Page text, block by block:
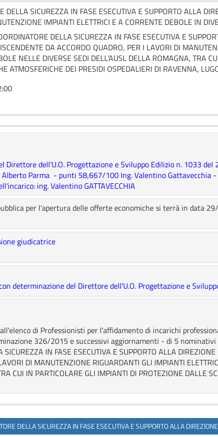
DELLA SICUREZZA IN FASE ESECUTIVA E SUPPORTO ALLA
IMPIANTI ELETTRICI E A CORRENTE DEBOLE IN
DELLA SICUREZZA IN FASE ESECUTIVA E
DA ACCORDO QUADRO, PER I LAVORI DI
NELLE DIVERSE SEDI DELL’AUSL DELLA ROMAGNA, TRA
ATMOSFERICHE DEI PRESIDI OSPEDALIERI DI RAVENNA,
Direttore dell'U.O. Progettazione e Sviluppo Edilizio n. 1033
Parma - punti 58,667/100 Ing. Valentino Gattavecchia
ing. Valentino GATTAVECCHIA
per l'apertura delle offerte economiche si terrà in data
giudicatrice
determinazione del Direttore dell'U.O. Progettazione e
di Professionisti per l'affidamento di incarichi
326/2015 e successivi aggiornamenti - di 5 nominativi
IN FASE ESECUTIVA E SUPPORTO ALLA
DI MANUTENZIONE RIGUARDANTI GLI IMPIANTI
CUI IN PARTICOLARE GLI IMPIANTI DI PROTEZIONE DALLE
DELLA SICUREZZA IN FASE ESECUTIVA E SUPPORTO ALLA